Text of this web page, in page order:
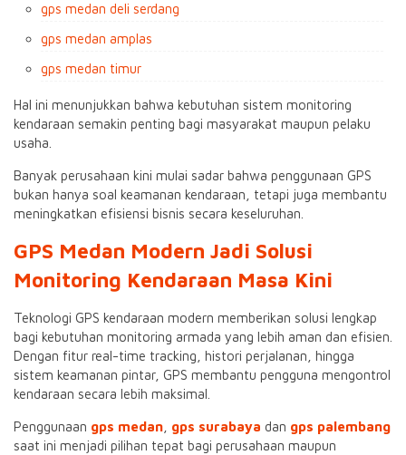
gps medan deli serdang
gps medan amplas
gps medan timur
Hal ini menunjukkan bahwa kebutuhan sistem monitoring
kendaraan semakin penting bagi masyarakat maupun pelaku
usaha.
Banyak perusahaan kini mulai sadar bahwa penggunaan GPS
bukan hanya soal keamanan kendaraan, tetapi juga membantu
meningkatkan efisiensi bisnis secara keseluruhan.
GPS Medan Modern Jadi Solusi
Monitoring Kendaraan Masa Kini
Teknologi GPS kendaraan modern memberikan solusi lengkap
bagi kebutuhan monitoring armada yang lebih aman dan efisien.
Dengan fitur real-time tracking, histori perjalanan, hingga
sistem keamanan pintar, GPS membantu pengguna mengontrol
kendaraan secara lebih maksimal.
Penggunaan gps medan gps surabaya dan gps palembang
saat ini menjadi pilihan tepat bagi perusahaan maupun